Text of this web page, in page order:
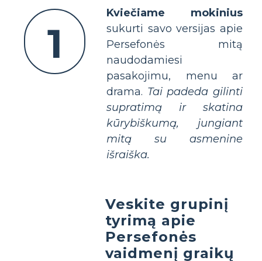
1
Kviečiame mokinius
sukurti savo versijas apie
Persefonės mitą
naudodamiesi
pasakojimu, menu ar
drama. Tai padeda gilinti
supratimą ir skatina
kūrybiškumą, jungiant
mitą su asmenine
išraiška.
Veskite grupinį
tyrimą apie
Persefonės
vaidmenį graikų